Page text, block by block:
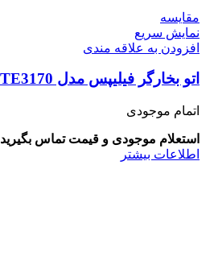
مقايسه
نمایش سریع
افزودن به علاقه مندی
اتو بخارگر فیلیپس مدل STE3170
اتمام موجودی
استعلام موجودی و قیمت تماس بگیرید
اطلاعات بیشتر